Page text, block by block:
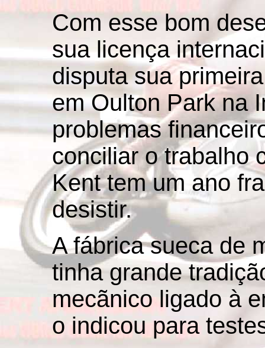
Com esse bom
sua licença
disputa sua
em Oulton Park na
problemas
conciliar o trabalho
Kent tem um ano
desistir.
A fábrica sueca de
tinha grande
mecãnico ligado à
o indicou para